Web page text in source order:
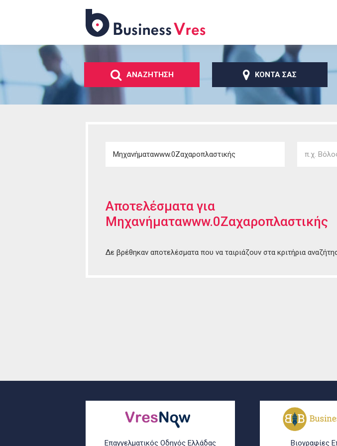
κυρίως
Business
Vres
ΑΝΑΖΗΤΗΣΗ ΚΟΝΤΑ ΣΑΣ
Αποτελέσματα για
Μηχανήματαwww.0Ζαχαροπλαστικής
Δε βρέθηκαν αποτελέσματα που να ταιριάζουν στα κριτήρια
Επαγγελματικός Οδηγός Ελλάδας Βιογραφίες